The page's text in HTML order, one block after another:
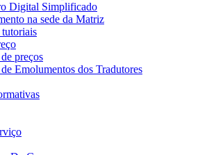
Digital Simplificado
na sede da Matriz
preços
Emolumentos dos Tradutores